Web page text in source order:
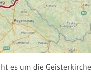
es um die